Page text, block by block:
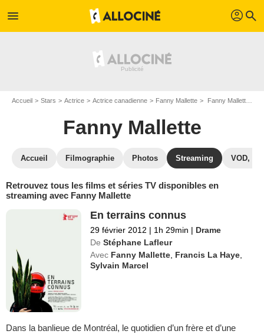
menu profil search
Accueil Stars Actrice Actrice canadienne Fanny Mallette Fanny Mallette : Films et séries online
Fanny Mallette
Accueil Filmographie Photos Streaming VOD,
Retrouvez tous les films et séries TV disponibles en
streaming avec Fanny Mallette
En terrains connus
29 février 2012 | 1h 29min | Drame
De Stéphane Lafleur
Avec Fanny Mallette Francis La Haye
Sylvain Marcel
Dans la banlieue de Montréal, le quotidien d’un frère et d’une